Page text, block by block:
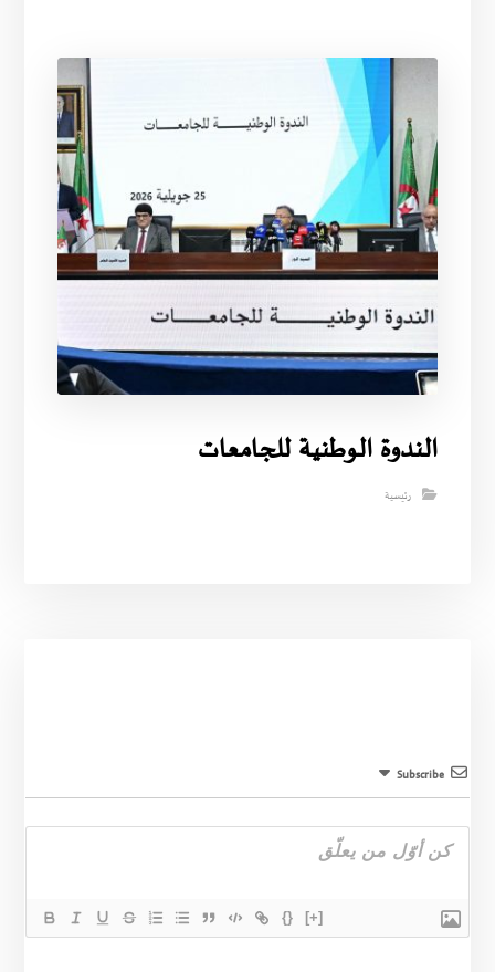
الندوة الوطنية للجامعات
رئيسية
Subscribe
{} [+]